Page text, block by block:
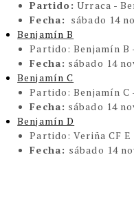
Partido: Urraca -
Fecha: sábado 14
Benjamín B
Partido:Benjamín B
Fecha: sábado 14
Benjamín C
Partido:Benjamín C
Fecha: sábado 14
Benjamín D
Partido:Veriña CF
Fecha: sábado 14